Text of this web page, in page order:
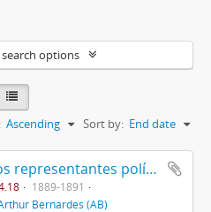
options
Sort by: End date
Ascending
Mural com os representantes políticos do Brasil.
1889-1891
Bernardes (AB)